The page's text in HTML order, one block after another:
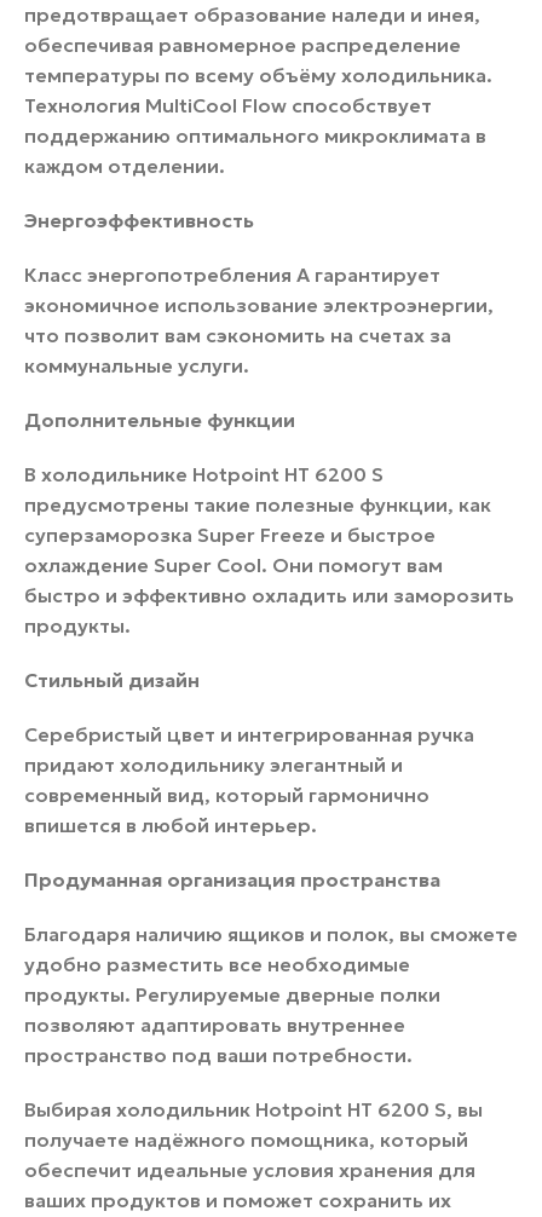
предотвращает образование наледи и инея,
обеспечивая равномерное распределение
температуры по всему объёму холодильника.
Технология MultiCool Flow способствует
поддержанию оптимального микроклимата в
каждом отделении.
Энергоэффективность
Класс энергопотребления A гарантирует
экономичное использование электроэнергии,
что позволит вам сэкономить на счетах за
коммунальные услуги.
Дополнительные функции
В холодильнике Hotpoint HT 6200 S
предусмотрены такие полезные функции, как
суперзаморозка Super Freeze и быстрое
охлаждение Super Cool. Они помогут вам
быстро и эффективно охладить или заморозить
продукты.
Стильный дизайн
Серебристый цвет и интегрированная ручка
придают холодильнику элегантный и
современный вид, который гармонично
впишется в любой интерьер.
Продуманная организация пространства
Благодаря наличию ящиков и полок, вы сможете
удобно разместить все необходимые
продукты. Регулируемые дверные полки
позволяют адаптировать внутреннее
пространство под ваши потребности.
Выбирая холодильник Hotpoint HT 6200 S, вы
получаете надёжного помощника, который
обеспечит идеальные условия хранения для
ваших продуктов и поможет сохранить их